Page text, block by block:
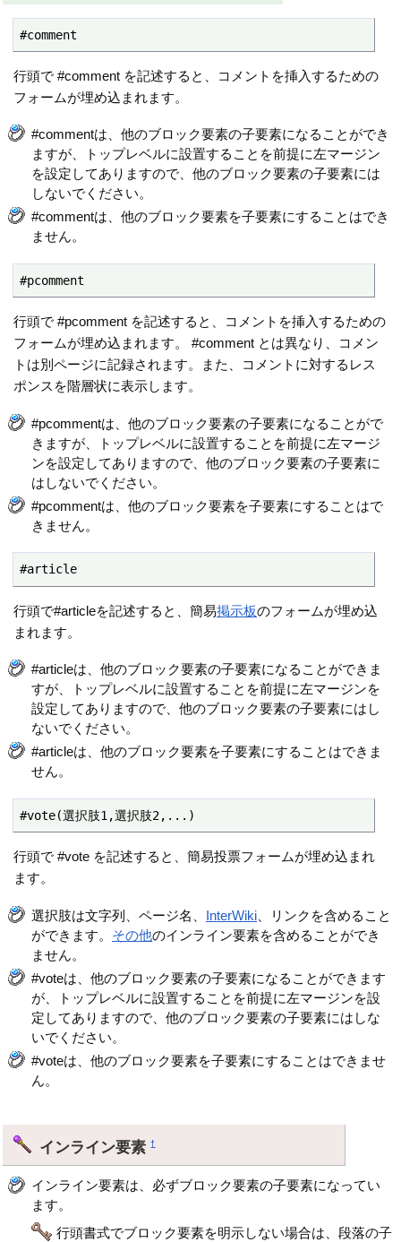
#comment
行頭で #comment を記述すると、コメントを挿入するための
フォームが埋め込まれます。
#commentは、他のブロック要素の子要素になることができ
ますが、トップレベルに設置することを前提に左マージン
を設定してありますので、他のブロック要素の子要素には
しないでください。
#commentは、他のブロック要素を子要素にすることはでき
ません。
#pcomment
行頭で #pcomment を記述すると、コメントを挿入するための
フォームが埋め込まれます。 #comment とは異なり、コメン
トは別ページに記録されます。また、コメントに対するレス
ポンスを階層状に表示します。
#pcommentは、他のブロック要素の子要素になることがで
きますが、トップレベルに設置することを前提に左マージ
ンを設定してありますので、他のブロック要素の子要素に
はしないでください。
#pcommentは、他のブロック要素を子要素にすることはで
きません。
#article
行頭で#articleを記述すると、簡易掲示板のフォームが埋め込
まれます。
#articleは、他のブロック要素の子要素になることができま
すが、トップレベルに設置することを前提に左マージンを
設定してありますので、他のブロック要素の子要素にはし
ないでください。
#articleは、他のブロック要素を子要素にすることはできま
せん。
#vote(選択肢1,選択肢2,...)
行頭で #vote を記述すると、簡易投票フォームが埋め込まれ
ます。
選択肢は文字列、ページ名、 InterWiki 、リンクを含めること
ができます。 その他のインライン要素を含めることができ
ません。
#voteは、他のブロック要素の子要素になることができます
が、トップレベルに設置することを前提に左マージンを設
定してありますので、他のブロック要素の子要素にはしな
いでください。
#voteは、他のブロック要素を子要素にすることはできませ
ん。
インライン要素†
インライン要素は、必ずブロック要素の子要素になってい
ます。
行頭書式でブロック要素を明示しない場合は、段落の子